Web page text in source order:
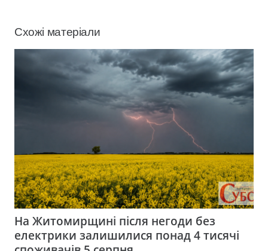
Схожі матеріали
На Житомирщині після негоди без
електрики залишилися понад 4 тисячі